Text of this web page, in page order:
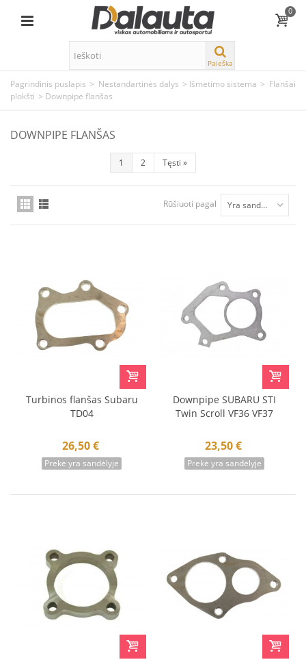
0
Paieška
Pagrindinis puslapis > Nestandartinės dalys > Išmetimo sistema > Flanšai
plokšti > Downpipe flanšas
DOWNPIPE FLANŠAS
1 2 Tęsti »
Rūšiuoti pagal Yra sandėlyje
Turbinos flanšas Subaru
TD04
26,50 €
Prekė yra sandėlyje
Downpipe SUBARU STI
Twin Scroll VF36 VF37
23,50 €
Prekė yra sandėlyje